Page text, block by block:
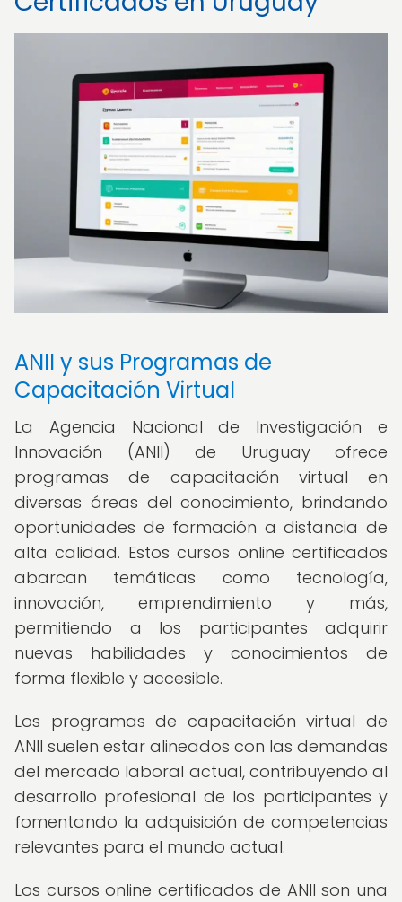
ANII y sus Programas de
Capacitación Virtual
La Agencia Nacional de Investigación e
Innovación (ANII) de Uruguay ofrece
programas de capacitación virtual en
diversas áreas del conocimiento, brindando
oportunidades de formación a distancia de
alta calidad. Estos cursos online certificados
abarcan temáticas como tecnología,
innovación, emprendimiento y más,
permitiendo a los participantes adquirir
nuevas habilidades y conocimientos de
forma flexible y accesible.
Los programas de capacitación virtual de
ANII suelen estar alineados con las demandas
del mercado laboral actual, contribuyendo al
desarrollo profesional de los participantes y
fomentando la adquisición de competencias
relevantes para el mundo actual.
Los cursos online certificados de ANII son una